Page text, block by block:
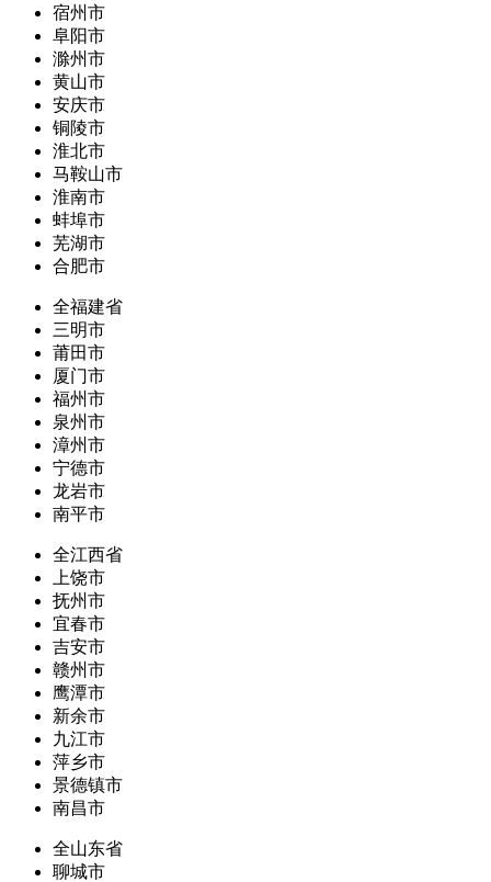
宿州市
阜阳市
滁州市
黄山市
安庆市
铜陵市
淮北市
马鞍山市
淮南市
蚌埠市
芜湖市
合肥市
全福建省
三明市
莆田市
厦门市
福州市
泉州市
漳州市
宁德市
龙岩市
南平市
全江西省
上饶市
抚州市
宜春市
吉安市
赣州市
鹰潭市
新余市
九江市
萍乡市
景德镇市
南昌市
全山东省
聊城市